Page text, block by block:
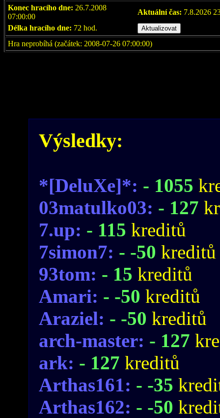
Konec hracího dne: 26.7.2008
07:00:00
Aktuální čas: 7.8.2026
Délka hracího dne: 72 hod.
Hra neprobíhá (začátek: 2008-07-26 07:00:00)
Výsledky:
*[DeluXe]*: - 1055
03matulko03: - 127
7.up: - 115 kreditů
7simon7: - -50 kreditů
93tom: - 15 kreditů
Amari: - -50 kreditů
Araziel: - -50 kreditů
arch-master: - 127
ark: - 127 kreditů
Arthas161: - -35
Arthas162: - -50